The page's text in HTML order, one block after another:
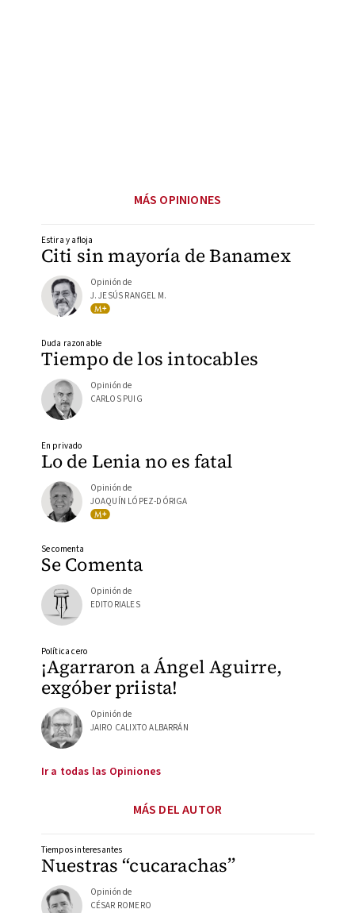
MÁS OPINIONES
Citi sin mayoría de Banamex
Estira y afloja
Opinión de
J. JESÚS RANGEL M.
Tiempo de los intocables
Duda razonable
Opinión de
CARLOS PUIG
Lo de Lenia no es fatal
En privado
Opinión de
JOAQUÍN LÓPEZ-DÓRIGA
Se Comenta
Se comenta
Opinión de
EDITORIALES
¡Agarraron a Ángel Aguirre,
exgóber priista!
Política cero
Opinión de
JAIRO CALIXTO ALBARRÁN
Ir a todas las Opiniones
MÁS DEL AUTOR
Nuestras “cucarachas”
Tiempos interesantes
Opinión de
CÉSAR ROMERO